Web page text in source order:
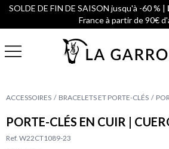
SOLDE DE FIN DE SAISON jusqu'à -60 % |
France à partir de 90€
ACCESSOIRES BRACELETS ET PORTE-CLÉS
PORTE-CLÉS EN CUIR |
Ref. W22CT1089-23